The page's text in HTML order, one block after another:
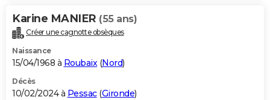
Karine MANIER (55 ans)
Créer une cagnotte obsèques
Naissance
15/04/1968 à Roubaix(Nord)
Décès
10/02/2024 à Pessac(Gironde)